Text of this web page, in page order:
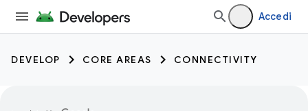
Accedi
DEVELOP CORE AREAS CONNECTIVITY